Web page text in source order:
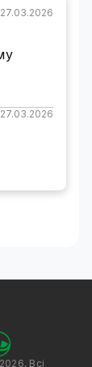
але і
змогу
27.03.2026
27.03.2026
Всі